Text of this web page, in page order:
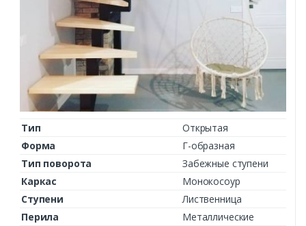
Тип
Открытая
Форма
Г-образная
Тип поворота
Забежные ступени
Каркас
Монокосоур
Ступени
Лиственница
Перила
Металлические